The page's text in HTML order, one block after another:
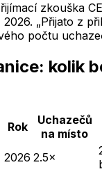
zkouška
2026. „Přijato z
počtu
kolik
Rok
Uchazečů
na místo
2026 2.5×